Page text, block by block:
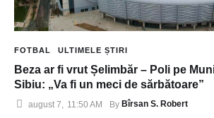
FOTBAL ULTIMELE ȘTIRI
Beza ar fi vrut Șelimbăr – Poli pe
Sibiu: „Va fi un meci de sărbătoare”
august 7 11:50 AM By Bîrsan S. Robert